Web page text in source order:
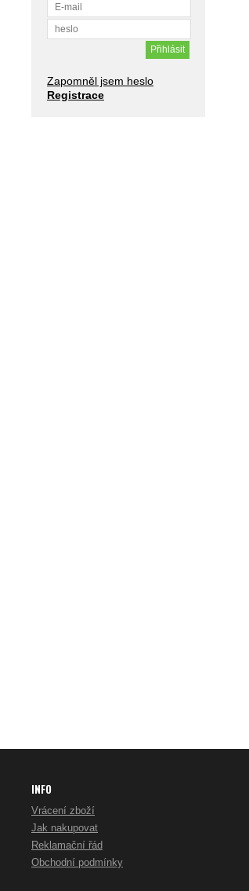
Zapomněl jsem heslo
Registrace
INFO
Vrácení zboží
Jak nakupovat
Reklamační řád
Obchodní podmínky